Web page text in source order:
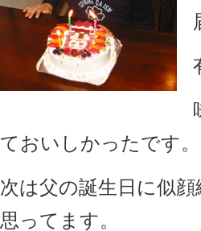
ておいしかったです。
次は父の誕生日に似
思ってます。